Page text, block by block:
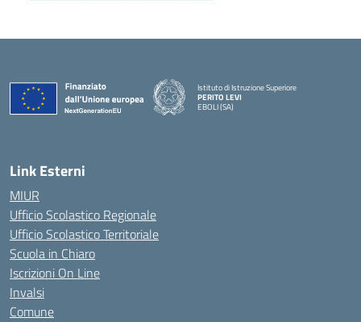
Istituto di Istruzione Superiore
PERITO LEVI
EBOLI (SA)
Link Esterni
MIUR
Ufficio Scolastico Regionale
Ufficio Scolastico Territoriale
Scuola in Chiaro
Iscrizioni On Line
Invalsi
Comune